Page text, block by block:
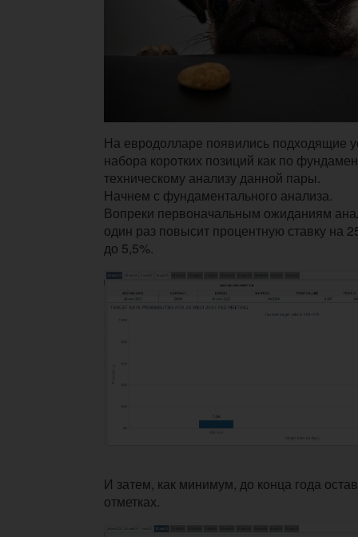
На евродолларе появились подходящие
набора коротких позиций как по
техническому анализу данной пары.
Начнем с фундаментального анализа.
Вопреки первоначальным ожиданиям
один раз повысит процентную ставку на
до 5,5%.
И затем, как минимум, до конца года
отметках.